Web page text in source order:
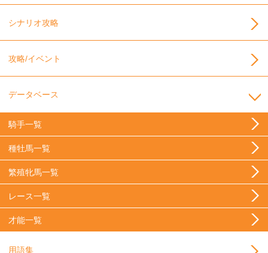
シナリオ攻略
攻略/イベント
データベース
騎手一覧
種牡馬一覧
繁殖牝馬一覧
レース一覧
才能一覧
用語集